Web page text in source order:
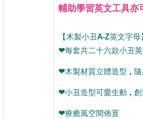
輔助學習英文工具亦
【木製小丑A-Z英文字母】
❤每套共二十六款小丑
❤木製材質立體造型 , 隨
❤小丑造型可愛生動 , 創
❤療癒風空間佈置